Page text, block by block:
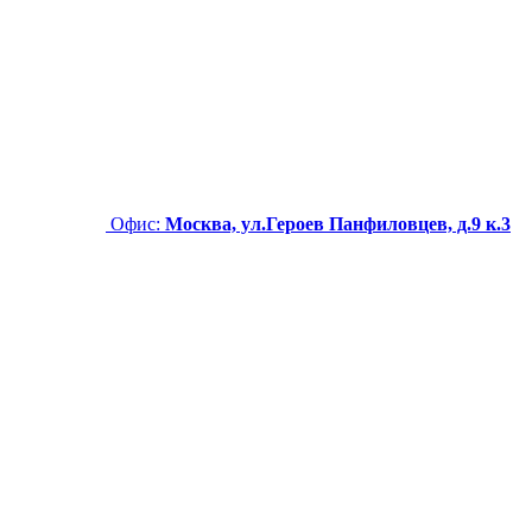
Офис: Москва, ул.Героев Панфиловцев, д.9 к.3